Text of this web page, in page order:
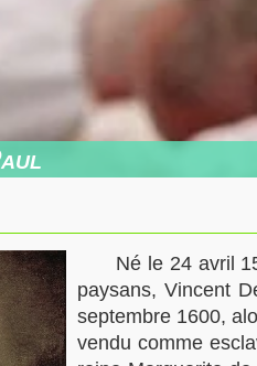
Né le 24 avril
paysans, Vincent
septembre 1600,
vendu comme